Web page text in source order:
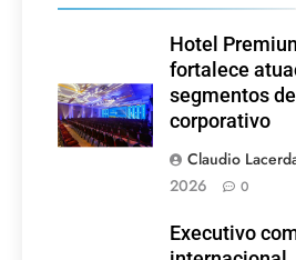
Hotel
fortalece
segmentos
corporativo
Claudio
2026
0
Executivo